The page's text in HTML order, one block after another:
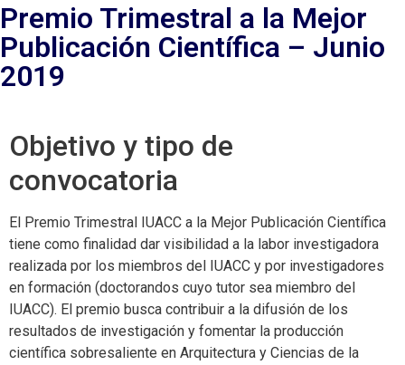
Premio Trimestral a la Mejor
Publicación Científica – Junio
2019
Objetivo y tipo de
convocatoria
El Premio Trimestral IUACC a la Mejor Publicación Científica
tiene como finalidad dar visibilidad a la labor investigadora
realizada por los miembros del IUACC y por investigadores
en formación (doctorandos cuyo tutor sea miembro del
IUACC). El premio busca contribuir a la difusión de los
resultados de investigación y fomentar la producción
científica sobresaliente en Arquitectura y Ciencias de la